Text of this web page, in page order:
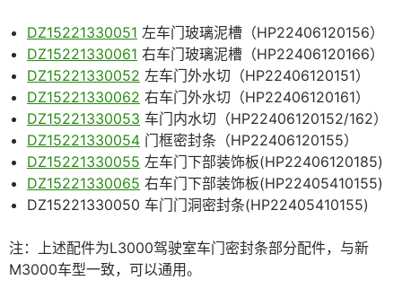
DZ15221330051 左车门玻璃泥槽（HP22406120156）
DZ15221330061 右车门玻璃泥槽（HP22406120166）
DZ15221330052 左车门外水切（HP22406120151）
DZ15221330062 右车门外水切（HP22406120161）
DZ15221330053 车门内水切（HP22406120152/162）
DZ15221330054 门框密封条（HP22406120155）
DZ15221330055 左车门下部装饰板(HP22406120185)
DZ15221330065 右车门下部装饰板(HP22405410155)
DZ15221330050 车门门洞密封条(HP22405410155)
注：上述配件为L3000驾驶室车门密封条部分配件，与新
M3000车型一致，可以通用。